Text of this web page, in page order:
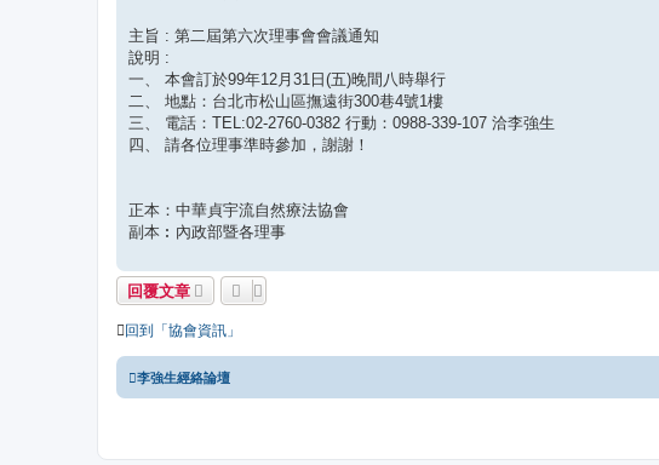
主旨 : 第二屆第六次理事會會議通知
說明 :
一、 本會訂於99年12月31日(五)晚間八時舉行
二、 地點：台北市松山區撫遠街300巷4號1樓
三、 電話：TEL:02-2760-0382 行動：0988-339-107 洽李強生
四、 請各位理事準時參加，謝謝！
正本：中華貞宇流自然療法協會
副本︰內政部暨各理事
回覆文章
回到「協會資訊」
李強生經絡論壇